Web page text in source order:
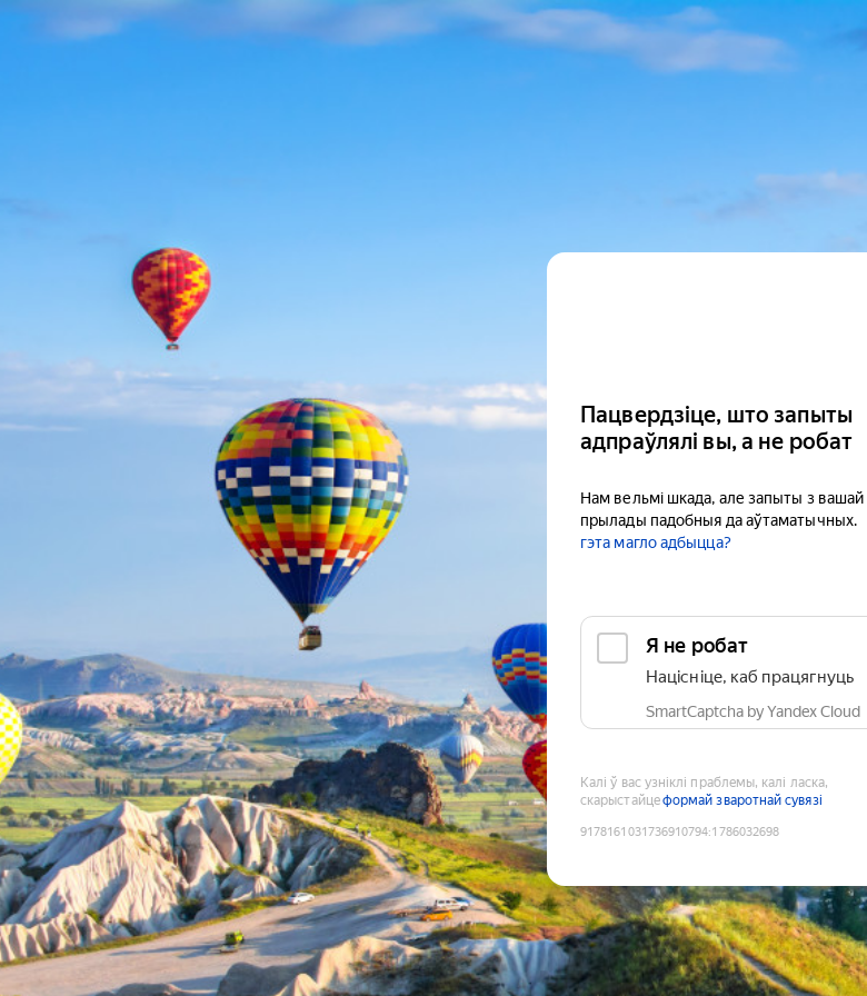
Пацвердзіце, што запыты
адпраўлялі вы, а не робат
Нам вельмі шкада, але запыты з вашай
прылады падобныя да аўтаматычных.
гэта магло адбыцца?
Я не робат
Націсніце, каб працягнуць
SmartCaptcha by Yandex Cloud
Калі ў вас узніклі праблемы, калі ласка,
скарыстайцеформай зваротнай сувязі
9178161031736910794:1786032698